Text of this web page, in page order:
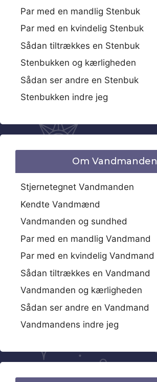
Par med en mandlig Stenbuk
Par med en kvindelig Stenbuk
Sådan tiltrækkes en Stenbuk
Stenbukken og kærligheden
Sådan ser andre en Stenbuk
Stenbukken indre jeg
Om Vandmanden
Stjernetegnet Vandmanden
Kendte Vandmænd
Vandmanden og sundhed
Par med en mandlig Vandmand
Par med en kvindelig Vandmand
Sådan tiltrækkes en Vandmand
Vandmanden og kærligheden
Sådan ser andre en Vandmand
Vandmandens indre jeg